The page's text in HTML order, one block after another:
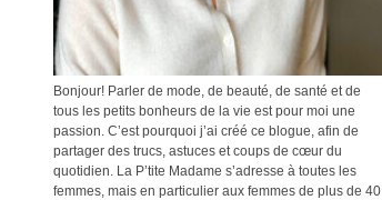
Bonjour! Parler de mode, de beauté, de santé et de
tous les petits bonheurs de la vie est pour moi une
passion. C’est pourquoi j’ai créé ce blogue, afin de
partager des trucs, astuces et coups de cœur du
quotidien. La P’tite Madame s’adresse à toutes les
femmes, mais en particulier aux femmes de plus de 40